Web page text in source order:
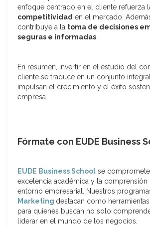
enfoque centrado en el cliente refuerza
competitividad en el mercado.
contribuye a la toma de decisiones
seguras e informadas.
En resumen, invertir en el estudio del
cliente se traduce en un conjunto
impulsan el crecimiento y el éxito
empresa.
Fórmate con EUDE Business
EUDE Business School se
excelencia académica y la
entorno empresarial. Nuestros
Marketing destacan como
para quienes buscan no solo
liderar en el mundo de los negocios.